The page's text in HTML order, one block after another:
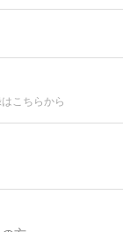
こちらから